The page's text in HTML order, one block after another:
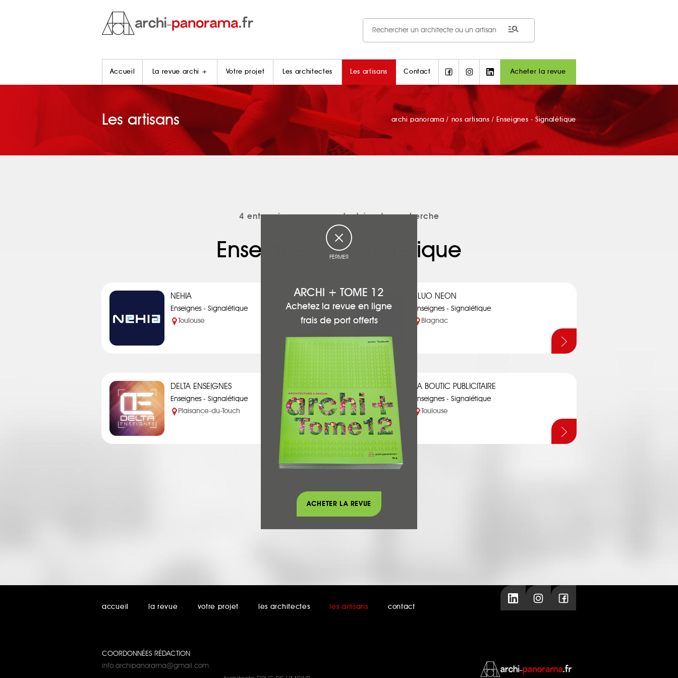
manage_search
Accueil La revue archi + Votre projet Les architectes Les artisans Contact Acheter la revue
Les artisans archi panorama / nos artisans / Enseignes - Signalétique
4 entreprises correspondent à votre recherche
Enseignes - Signalétique
NEHIA
Enseignes - Signalétique
Toulouse
FLUO NEON
Enseignes - Signalétique
Blagnac
DELTA ENSEIGNES
Enseignes - Signalétique
Plaisance-du-Touch
LA BOUTIC PUBLICITAIRE
Enseignes - Signalétique
Toulouse
accueil la revue votre projet les architectes les artisans contact
COORDONNÉES RÉDACTION
info.archipanorama@gmail.com
FERMER
ARCHI + TOME 12
Achetez la revue en ligne
frais de port offerts
ACHETER LA REVUE